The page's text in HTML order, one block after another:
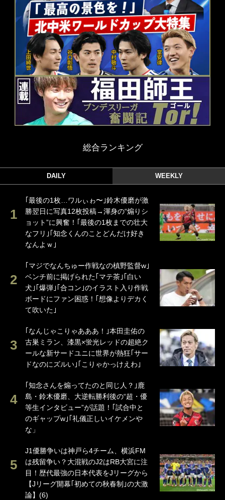
総合ランキング
DAILY WEEKLY
｢最後の1枚…ワルぃゎ〜｣鈴木優磨が激
勝翌日に写真12枚投稿→渾身の“煽りシ
ョット”に興奮！｢最後の1枚までの壮大
なフリ｣｢知念くんのことどんだけ好き
なんよｗ｣
｢マジでなんちゅー作戦なの槙野監督w｣
ベンチ前に掲げられた｢マテ茶｣｢白い
犬｣｢爆弾｣｢合コン｣のイラスト入り作戦
ボードにファン困惑！｢想像よりデカく
て吹いた｣
｢なんじゃこりゃあああ！｣本田圭佑の
古巣ミラン、漆黒×蛍光レッドの超絶ク
ールな新サードユニに世界が熱狂｢サー
ドなのにズルい｣｢こりゃかっけえわ｣
｢知念さんを煽ってたのと同じ人？｣鹿
島・鈴木優磨、大逆転勝利後の“超・優
等生インタビュー”が話題！｢試合中と
のギャップw｣｢礼儀正しいイケメンや
な」
J1優勝争いは神戸ら4チーム、横浜FM
は残留争い？大混戦のJ2はRB大宮に注
目！歴代最強の日本代表をJリーグから
【Jリーグ開幕｢初めての秋春制｣の大激
論】(6)